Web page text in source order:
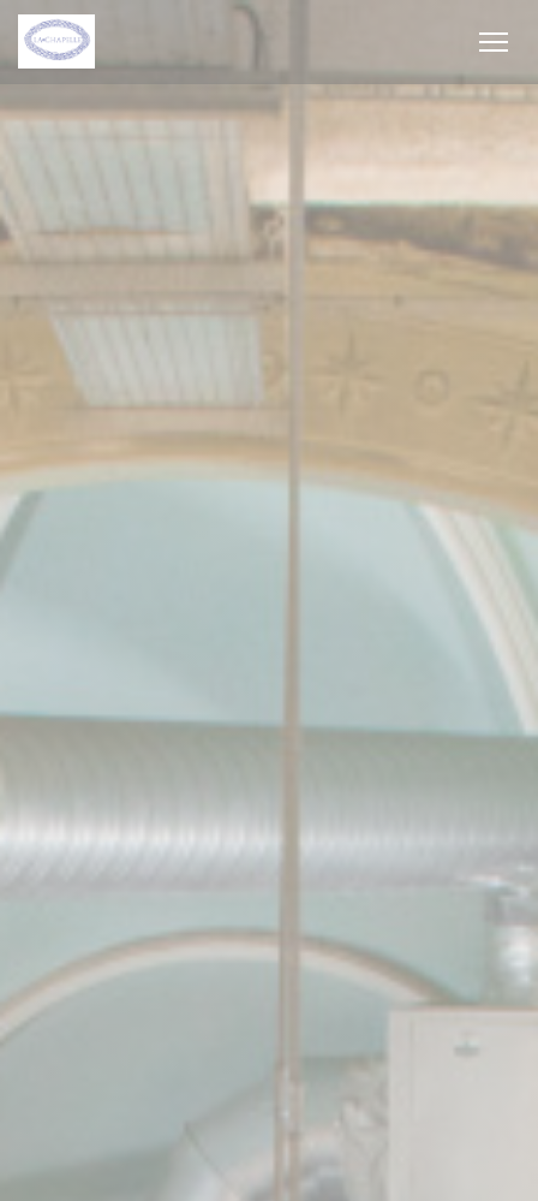
Personnalisation de vos choix en matière de cookies